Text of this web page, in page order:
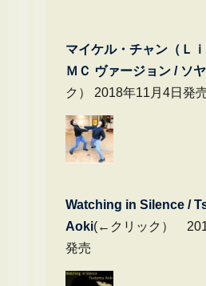
マイケル・チャン（Ｌ
ＭＣ ヴァージョン / ソ
ク） 2018年11月4日発
Watching in Silence /
Aoki(←クリック）
発売